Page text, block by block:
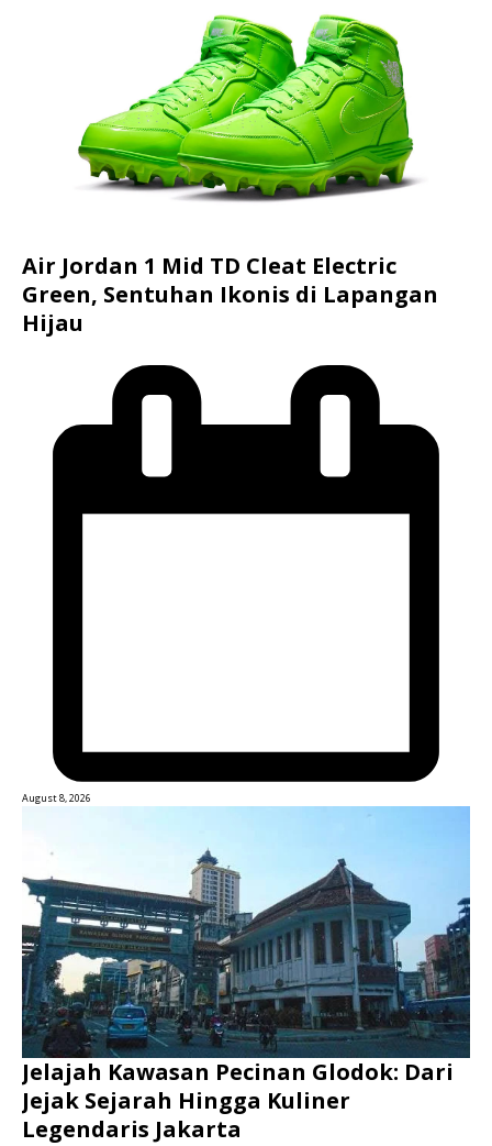
Air Jordan 1 Mid TD Cleat Electric
Green, Sentuhan Ikonis di Lapangan
Hijau
August 8, 2026
Jelajah Kawasan Pecinan Glodok: Dari
Jejak Sejarah Hingga Kuliner
Legendaris Jakarta